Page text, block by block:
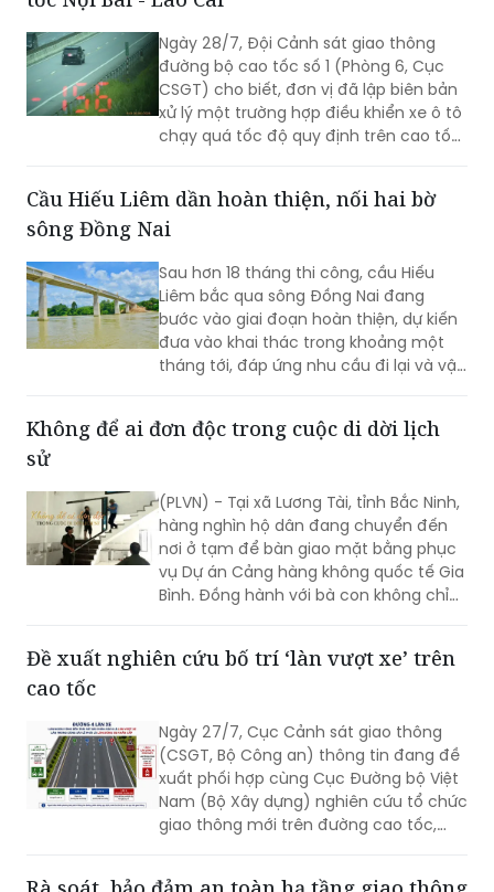
đường bộ cao tốc số 1 (Phòng 6, Cục
CSGT) cho biết, đơn vị đã lập biên bản
xử lý một trường hợp điều khiển xe ô tô
chạy quá tốc độ quy định trên cao tốc
Nội Bài - Lào Cai.
Cầu Hiếu Liêm dần hoàn thiện, nối hai bờ
Sau hơn 18 tháng thi công, cầu Hiếu
Liêm bắc qua sông Đồng Nai đang
bước vào giai đoạn hoàn thiện, dự kiến
đưa vào khai thác trong khoảng một
tháng tới, đáp ứng nhu cầu đi lại và vận
chuyển thiết bị phục vụ Nhà máy Thủy
điện Trị An.
Không để ai đơn độc trong cuộc di dời lịch
(PLVN) - Tại xã Lương Tài, tỉnh Bắc Ninh,
nơi ở tạm để bàn giao mặt bằng phục
vụ Dự án Cảng hàng không quốc tế Gia
Bình. Đồng hành với bà con không chỉ
có chính quyền địa phương mà còn có
rất nhiều cá nhân, doanh nghiệp và
những tấm lòng thiện nguyện. Chính sự
cuộc di dời quy mô lớn diễn ra trong
không khí đồng thuận và nghĩa tình.
Đề xuất nghiên cứu bố trí ‘làn vượt xe’ trên
Ngày 27/7, Cục Cảnh sát giao thông
xuất phối hợp cùng Cục Đường bộ Việt
Nam (Bộ Xây dựng) nghiên cứu tổ chức
giao thông mới trên đường cao tốc,
theo phương án bố trí làn đường sát dải
phân cách giữa thành “làn vượt xe”.
Rà soát, bảo đảm an toàn hạ tầng giao thông